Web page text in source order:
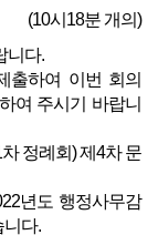
(10시18분 개의)
니다.
출하여 이번 회의
여 주시기 바랍니
정례회) 제4차 문
년도 행정사무감
니다.